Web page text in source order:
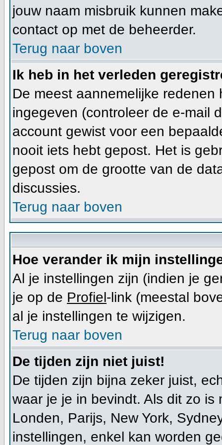
jouw naam misbruik kunnen
contact op met de beheerder.
Terug naar boven
Ik heb in het verleden
De meest aannemelijke
ingegeven (controleer de e-mail
account gewist voor een
nooit iets hebt gepost. Het is
gepost om de grootte van de
discussies.
Terug naar boven
Hoe verander ik mijn
Al je instellingen zijn (indien je
je op de Profiel-link (meestal
al je instellingen te wijzigen.
Terug naar boven
De tijden zijn niet juist!
De tijden zijn bijna zeker juist,
waar je je in bevindt. Als dit zo
Londen, Parijs, New York,
instellingen, enkel kan worden